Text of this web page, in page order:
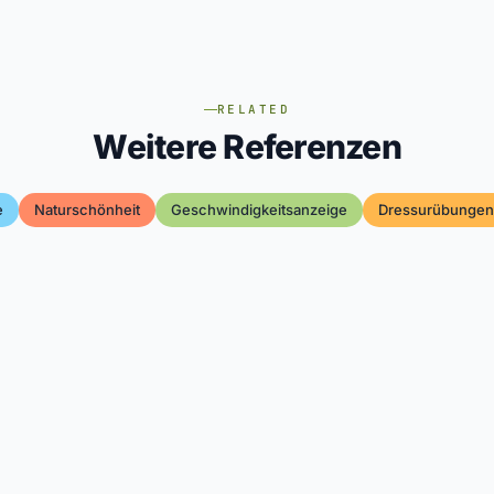
RELATED
Weitere Referenzen
Naturschönheit Geschwindigkeitsanzeige Dressurübungen